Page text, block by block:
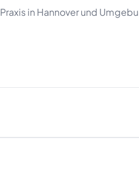
in Hannover und
ab. Wir bieten Ihnen
ohne versteckte Kosten.